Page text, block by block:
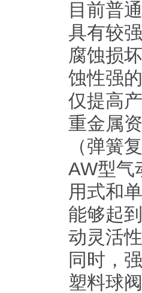
目前普
具有较
腐蚀损
蚀性强
仅提高
重金属
（弹簧
AW型气
用式和
能够起
动灵活
同时，
塑料球